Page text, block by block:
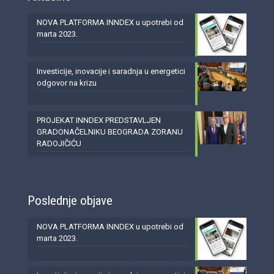
NOVA PLATFORMA INNDEX u upotrebi od
marta 2023.
Investicije, inovacije i saradnja u energetici
odgovor na krizu
PROJEKAT INNDEX PREDSTAVLJEN
GRADONAČELNIKU BEOGRADA ZORANU
RADOJIČIĆU
Poslednje objave
NOVA PLATFORMA INNDEX u upotrebi od
marta 2023.